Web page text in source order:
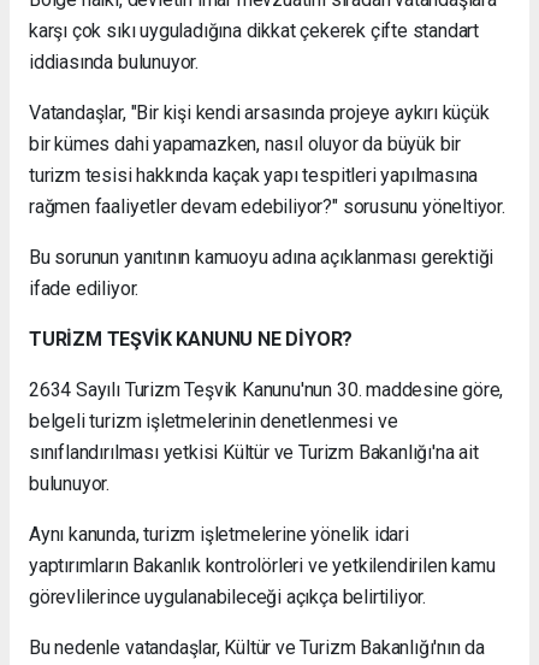
karşı çok sıkı uyguladığına dikkat çekerek çifte standart
iddiasında bulunuyor.
Vatandaşlar, "Bir kişi kendi arsasında projeye aykırı küçük
bir kümes dahi yapamazken, nasıl oluyor da büyük bir
turizm tesisi hakkında kaçak yapı tespitleri yapılmasına
rağmen faaliyetler devam edebiliyor?" sorusunu yöneltiyor.
Bu sorunun yanıtının kamuoyu adına açıklanması gerektiği
ifade ediliyor.
TURİZM TEŞVİK KANUNU NE DİYOR?
2634 Sayılı Turizm Teşvik Kanunu'nun 30. maddesine göre,
belgeli turizm işletmelerinin denetlenmesi ve
sınıflandırılması yetkisi Kültür ve Turizm Bakanlığı'na ait
bulunuyor.
Aynı kanunda, turizm işletmelerine yönelik idari
yaptırımların Bakanlık kontrolörleri ve yetkilendirilen kamu
görevlilerince uygulanabileceği açıkça belirtiliyor.
Bu nedenle vatandaşlar, Kültür ve Turizm Bakanlığı'nın da